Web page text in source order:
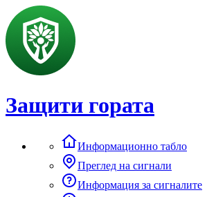
Защити гората
Информационно табло
Преглед на сигнали
Информация за сигналите